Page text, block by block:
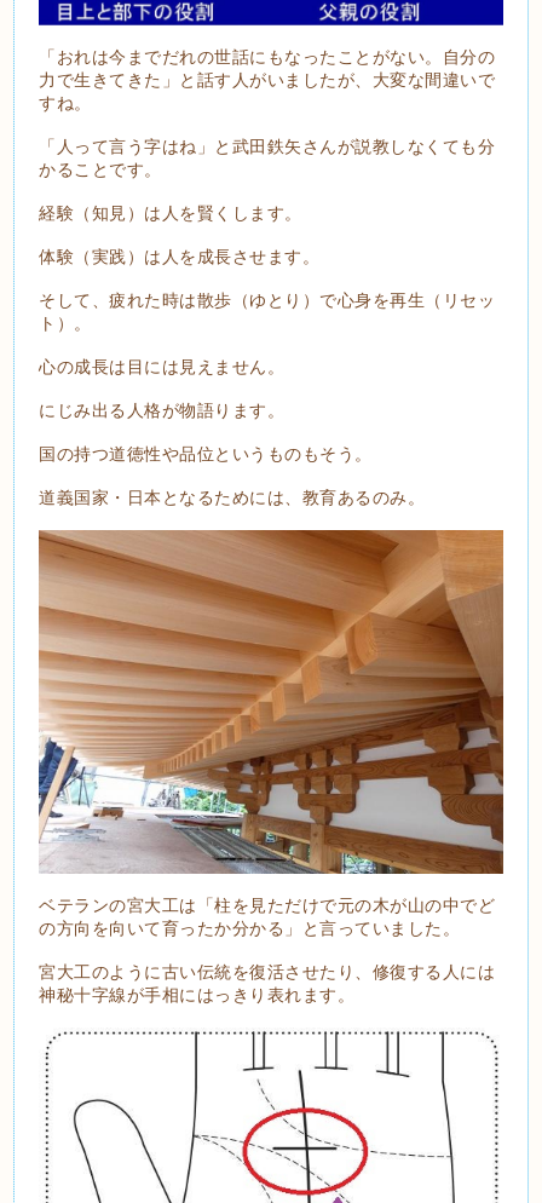
「おれは今までだれの世話にもなったことがない。自分の
力で生きてきた」と話す人がいましたが、大変な間違いで
すね。
「人って言う字はね」と武田鉄矢さんが説教しなくても分
かることです。
経験（知見）は人を賢くします。
体験（実践）は人を成長させます。
そして、疲れた時は散歩（ゆとり）で心身を再生（リセッ
ト）。
心の成長は目には見えません。
にじみ出る人格が物語ります。
国の持つ道徳性や品位というものもそう。
道義国家・日本となるためには、教育あるのみ。
ベテランの宮大工は「柱を見ただけで元の木が山の中でど
の方向を向いて育ったか分かる」と言っていました。
宮大工のように古い伝統を復活させたり、修復する人には
神秘十字線が手相にはっきり表れます。